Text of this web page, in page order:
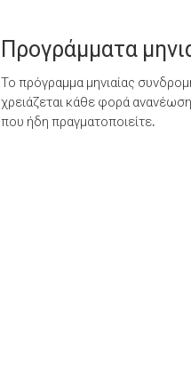
Προγράμματα
Το πρόγραμμα μηνιαίας
χρειάζεται κάθε φορά
που ήδη πραγματοποιείτε.